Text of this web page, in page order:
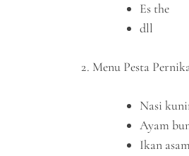
Es the
dll
Menu Pesta
Nasi
Ayam
Ikan